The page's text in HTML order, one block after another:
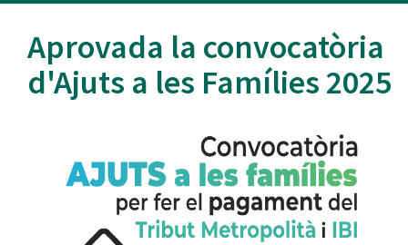
Aprovada la convocatòria
d'Ajuts a les Famílies 2025